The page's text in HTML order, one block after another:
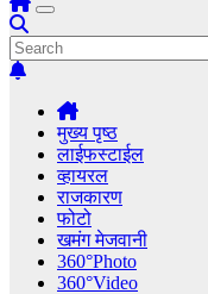
मुख्य पृष्ठ
लाईफस्टाईल
व्हायरल
राजकारण
फोटो
खमंग मेजवानी
360°Photo
360°Video